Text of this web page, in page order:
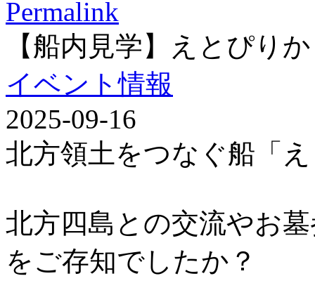
Permalink
【船内見学】えとぴりか
イベント情報
2025-09-16
北方領土をつなぐ船「
北方四島との交流やお
をご存知でしたか？